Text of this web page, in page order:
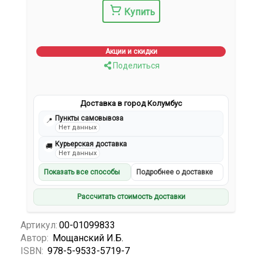
Купить
Акции и скидки
Поделиться
Доставка в город Колумбус
📍 Пункты самовывоза
Нет данных
🚚 Курьерская доставка
Нет данных
Показать все способы Подробнее о доставке
Рассчитать стоимость доставки
Артикул: 00-01099833
Автор: Мощанский И.Б.
ISBN: 978-5-9533-5719-7